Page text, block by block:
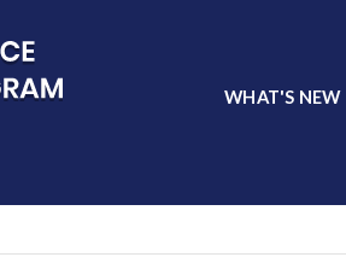
WHAT'S NEW